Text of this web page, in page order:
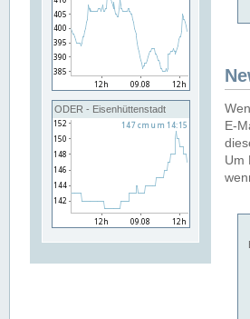
ODER - Eisenhüttenstadt
E-
Um